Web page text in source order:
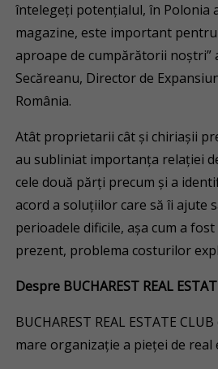
întelegeți potențialul, în Polonia
magazine, este important
aproape de cumpărătorii noștri”
Secăreanu, Director de
România.
Atât proprietarii cât și chiriașii
au subliniat importanța relației
cele două părți precum și a
acord a soluțiilor care să îi ajute
perioadele dificile, așa cum a
prezent, problema costurilor
Despre BUCHAREST REAL
BUCHAREST REAL ESTATE
mare organizație a pieței de real